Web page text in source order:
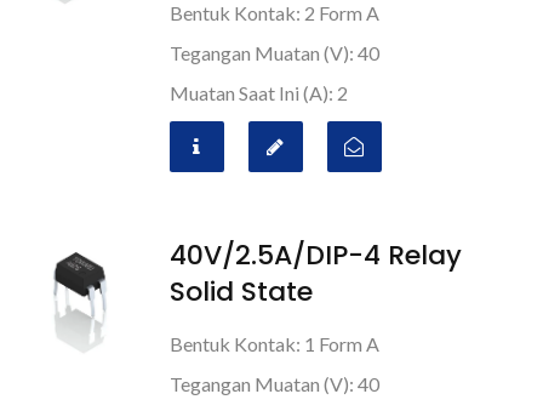
Bentuk Kontak: 2 Form A
Tegangan Muatan (V): 40
Muatan Saat Ini (A): 2
40V/2.5A/DIP-4 Relay
Solid State
Bentuk Kontak: 1 Form A
Tegangan Muatan (V): 40